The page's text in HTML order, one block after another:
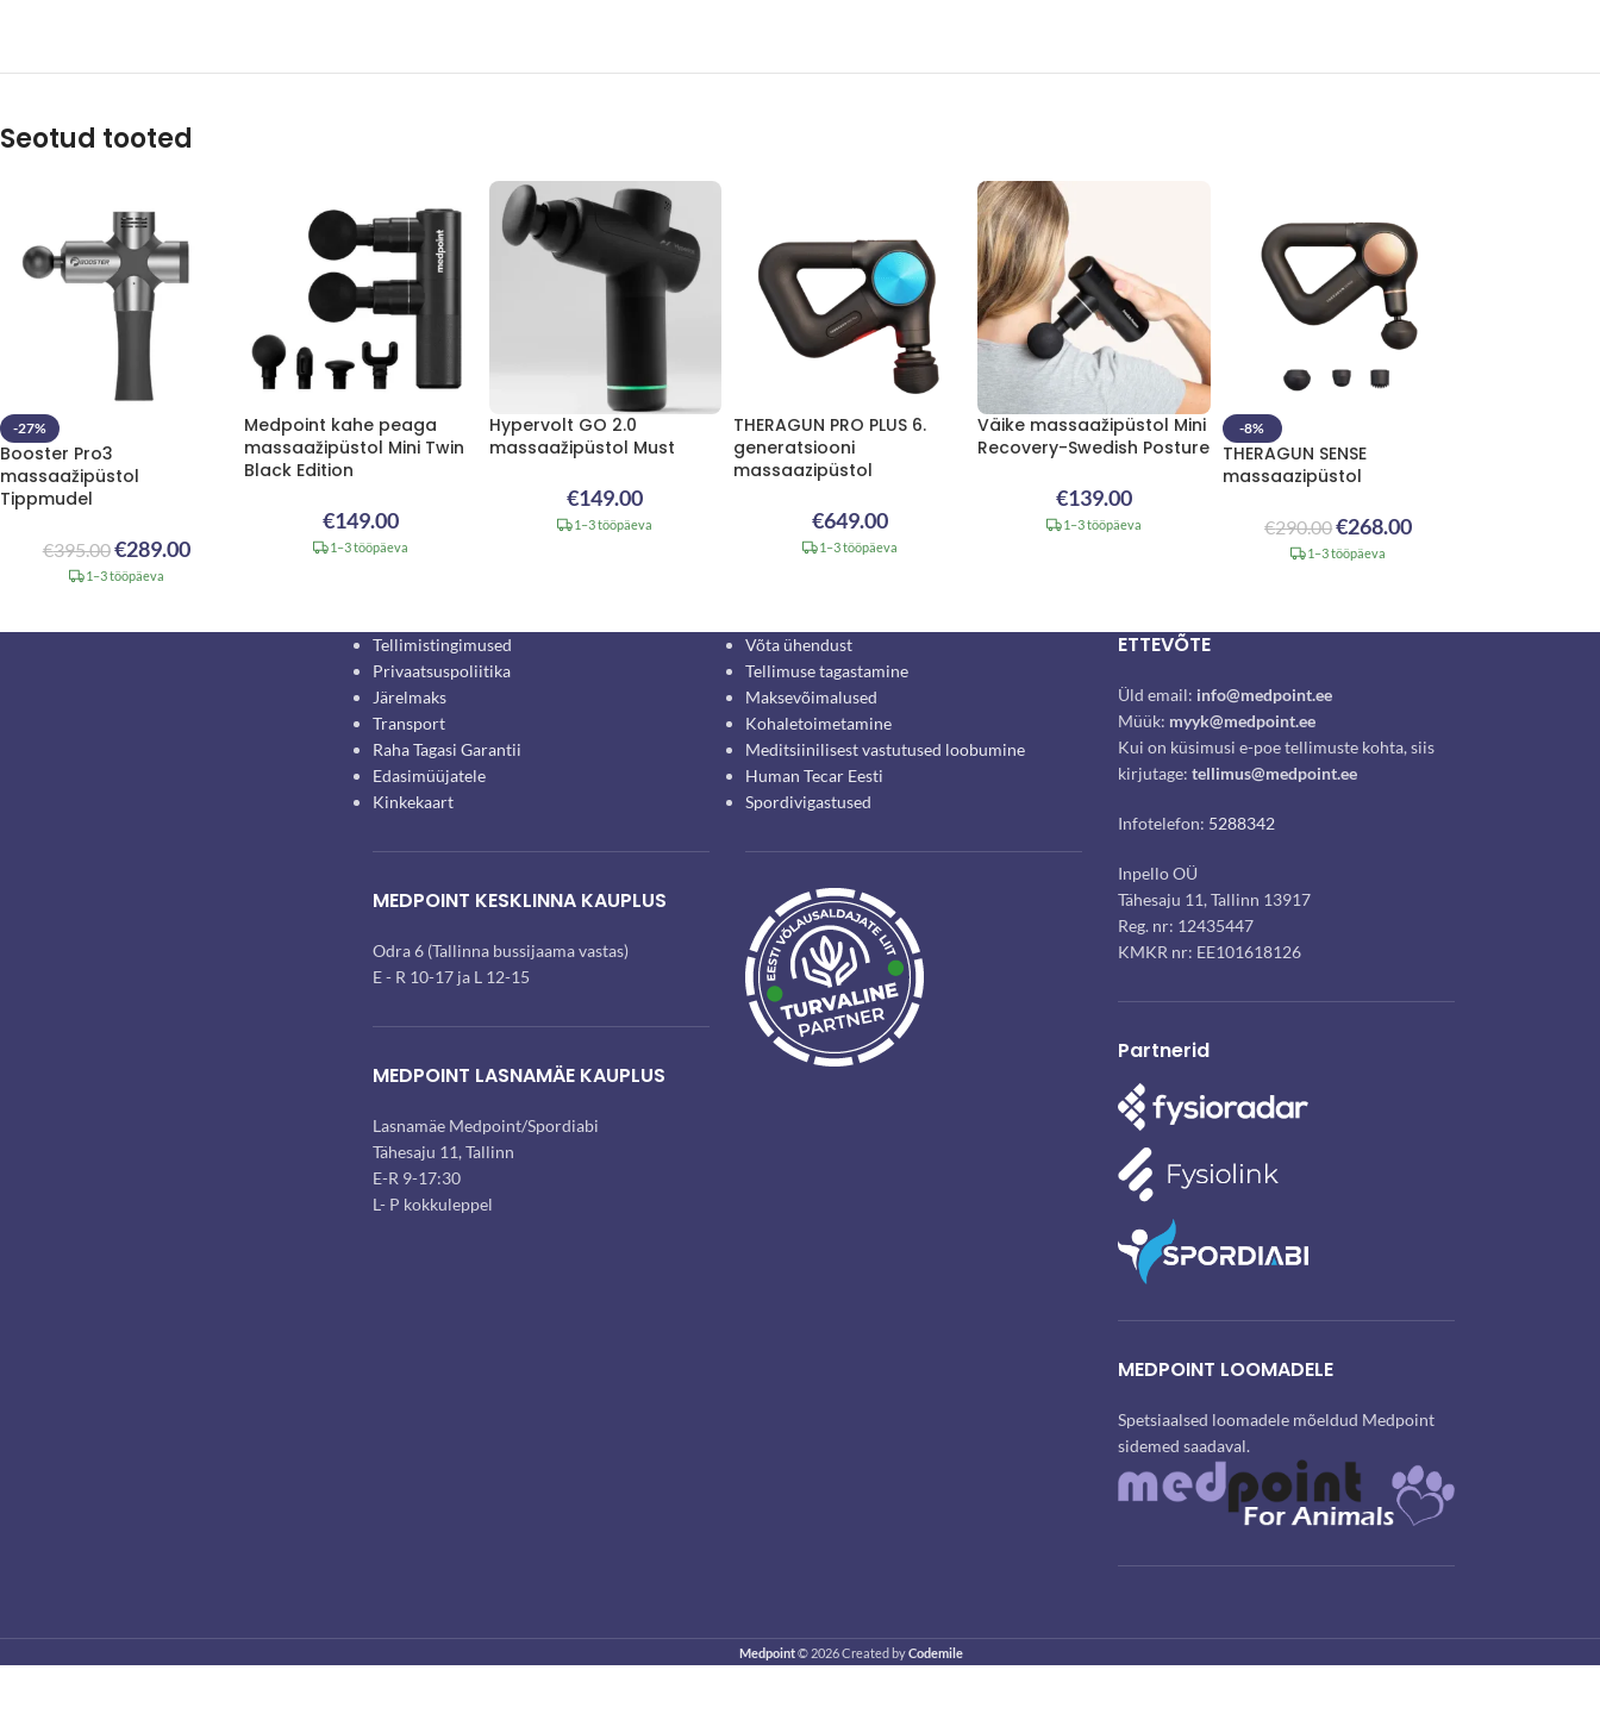
Seotud tooted
-27%
Booster Pro3
massaažipüstol
Tippmudel
€395.00€289.00
1–3 tööpäeva
Medpoint kahe peaga
massaažipüstol Mini Twin
Black Edition
€149.00
1–3 tööpäeva
Hypervolt GO 2.0
massaažipüstol Must
€149.00
1–3 tööpäeva
THERAGUN PRO PLUS 6.
generatsiooni
massaazipüstol
€649.00
1–3 tööpäeva
Väike massaažipüstol Mini
Recovery-Swedish Posture
€139.00
1–3 tööpäeva
-8%
THERAGUN SENSE
massaazipüstol
€290.00€268.00
1–3 tööpäeva
Tellimistingimused
Privaatsuspoliitika
Järelmaks
Transport
Raha Tagasi Garantii
Edasimüüjatele
Kinkekaart
MEDPOINT KESKLINNA KAUPLUS
Odra 6 (Tallinna bussijaama vastas)
E - R 10-17 ja L 12-15
MEDPOINT LASNAMÄE KAUPLUS
Lasnamäe Medpoint/Spordiabi
Tähesaju 11, Tallinn
E-R 9-17:30
L- P kokkuleppel
Võta ühendust
Tellimuse tagastamine
Maksevõimalused
Kohaletoimetamine
Meditsiinilisest vastutused loobumine
Human Tecar Eesti
Spordivigastused
ETTEVÕTE
Üld email: info@medpoint.ee
Müük: myyk@medpoint.ee
Kui on küsimusi e-poe tellimuste kohta, siis
kirjutage: tellimus@medpoint.ee
Infotelefon: 5288342
Inpello OÜ
Tähesaju 11, Tallinn 13917
Reg. nr: 12435447
KMKR nr: EE101618126
Partnerid
MEDPOINT LOOMADELE
Spetsiaalsed loomadele mõeldud Medpoint
sidemed saadaval.
Medpoint© 2026 Created byCodemile